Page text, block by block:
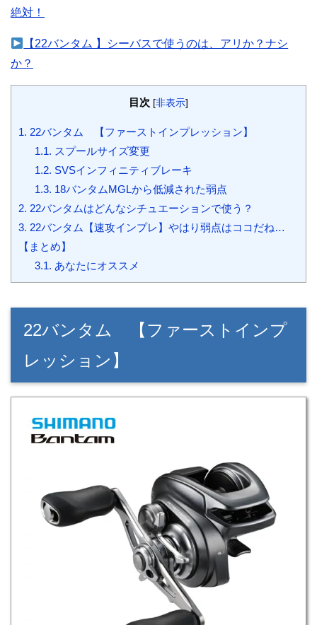
絶対！
【22バンタム 】シーバスで使うのは、アリか？ナシ
か？
目次 [非表示]
1. 22バンタム 【ファーストインプレッション】
1.1. スプールサイズ変更
1.2. SVSインフィニティブレーキ
1.3. 18バンタムMGLから低減された弱点
2. 22バンタムはどんなシチュエーションで使う？
3. 22バンタム【速攻インプレ】やはり弱点はココだね…
【まとめ】
3.1. あなたにオススメ
22バンタム 【 ファーストインプ
レッション 】